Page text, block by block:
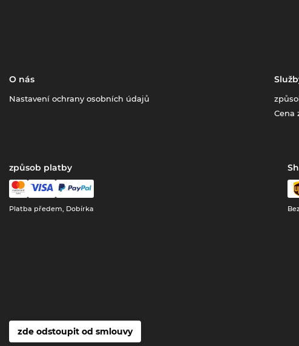
O nás
Nastavení ochrany osobních údajů
Cena
způsob platby
Platba předem, Dobírka
zde odstoupit od smlouvy